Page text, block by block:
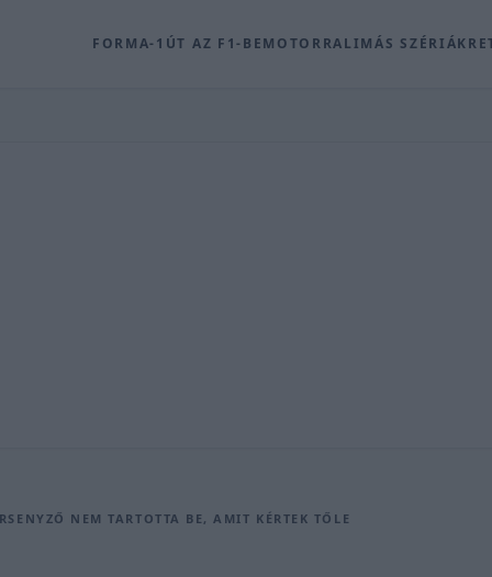
FORMA-1 ÚT AZ F1-BEMOTORRALIMÁS SZÉRIÁK
NEM TARTOTTA BE, AMIT KÉRTEK TŐLE